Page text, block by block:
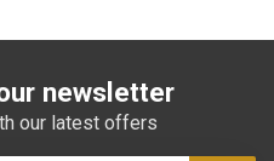
newsletter
our latest offers